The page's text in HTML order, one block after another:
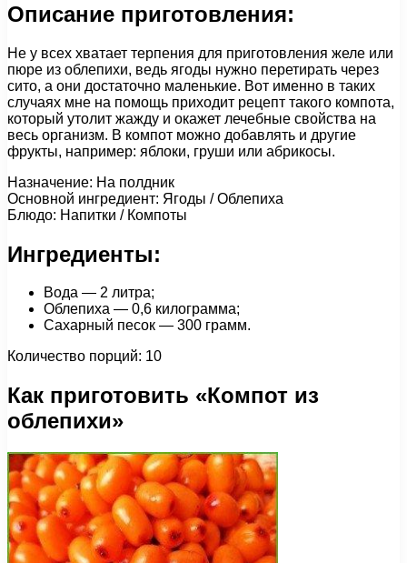
Описание приготовления:
Не у всех хватает терпения для приготовления желе или
пюре из облепихи, ведь ягоды нужно перетирать через
сито, а они достаточно маленькие. Вот именно в таких
случаях мне на помощь приходит рецепт такого компота,
который утолит жажду и окажет лечебные свойства на
весь организм. В компот можно добавлять и другие
фрукты, например: яблоки, груши или абрикосы.
Назначение: На полдник
Основной ингредиент: Ягоды / Облепиха
Блюдо: Напитки / Компоты
Ингредиенты:
Вода — 2 литра;
Облепиха — 0,6 килограмма;
Сахарный песок — 300 грамм.
Количество порций: 10
Как приготовить «Компот из
облепихи»